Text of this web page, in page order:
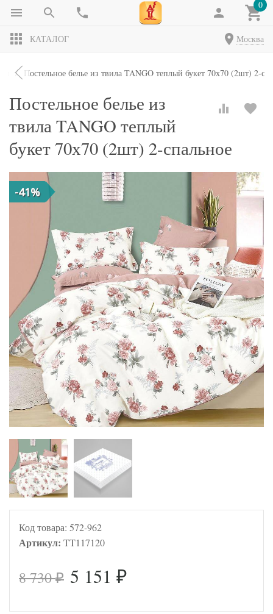
0
КАТАЛОГ Москва
Постельное белье из твила TANGO теплый букет 70х70 (2шт) 2-
Постельное белье из
твила TANGO теплый
букет 70х70 (2шт) 2-спальное
-41%
Код товара: 572-962
Артикул: TT117120
8 730₽ 5 151 ₽